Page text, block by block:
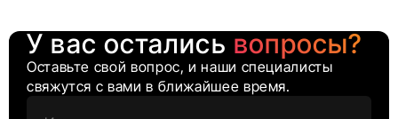
У вас остались вопросы?
Оставьте свой вопрос, и наши специалисты
свяжутся с вами в ближайшее время.